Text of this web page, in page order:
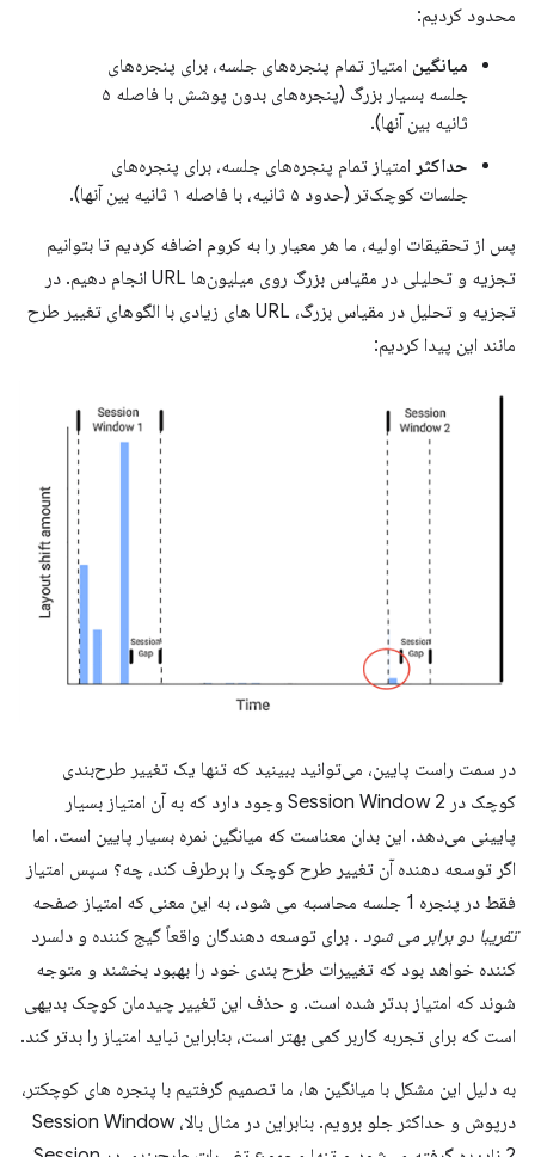
محدود کردیم:
میانگین امتیاز تمام پنجره‌های جلسه، برای پنجره‌های
جلسه بسیار بزرگ (پنجره‌های بدون پوشش با فاصله ۵
ثانیه بین آنها).
حداکثر امتیاز تمام پنجره‌های جلسه، برای پنجره‌های
جلسات کوچک‌تر (حدود ۵ ثانیه، با فاصله ۱ ثانیه بین آنها).
پس از تحقیقات اولیه، ما هر معیار را به کروم اضافه کردیم تا بتوانیم
تجزیه و تحلیلی در مقیاس بزرگ روی میلیون‌ها URL انجام دهیم. در
تجزیه و تحلیل در مقیاس بزرگ، URL های زیادی با الگوهای تغییر طرح
مانند این پیدا کردیم:
در سمت راست پایین، می‌توانید ببینید که تنها یک تغییر طرح‌بندی
کوچک در Session Window 2 وجود دارد که به آن امتیاز بسیار
پایینی می‌دهد. این بدان معناست که میانگین نمره بسیار پایین است. اما
اگر توسعه دهنده آن تغییر طرح کوچک را برطرف کند، چه؟ سپس امتیاز
فقط در پنجره 1 جلسه محاسبه می شود، به این معنی که امتیاز صفحه
تقریبا دو برابر می شود . برای توسعه دهندگان واقعاً گیج کننده و دلسرد
کننده خواهد بود که تغییرات طرح بندی خود را بهبود بخشند و متوجه
شوند که امتیاز بدتر شده است. و حذف این تغییر چیدمان کوچک بدیهی
است که برای تجربه کاربر کمی بهتر است، بنابراین نباید امتیاز را بدتر کند.
به دلیل این مشکل با میانگین ها، ما تصمیم گرفتیم با پنجره های کوچکتر،
درپوش و حداکثر جلو برویم. بنابراین در مثال بالا، Session Window